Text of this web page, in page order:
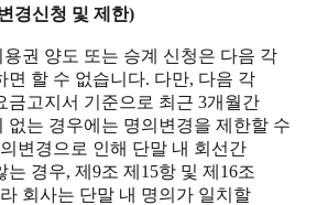
경신청 및 제한)
권 양도 또는 승계 신청은 다음 각
면 할 수 없습니다. 다만, 다음 각
금고지서 기준으로 최근 3개월간
없는 경우에는 명의변경을 제한할 수
변경으로 인해 단말 내 회선간
는 경우, 제9조 제15항 및 제16조
회사는 단말 내 명의가 일치할